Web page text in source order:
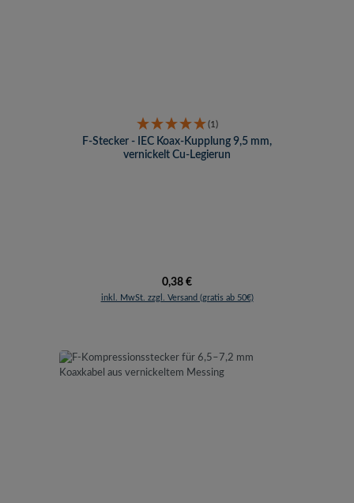
(1)
F-Stecker - IEC Koax-Kupplung 9,5 mm,
vernickelt Cu-Legierun
Regulärer Preis:
0,38 €
inkl. MwSt. zzgl. Versand (gratis ab 50€)